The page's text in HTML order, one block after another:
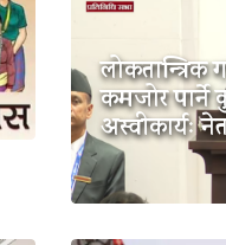
लोकतान्त्रिक
कमजोर पार्ने
अस्वीकार्यः